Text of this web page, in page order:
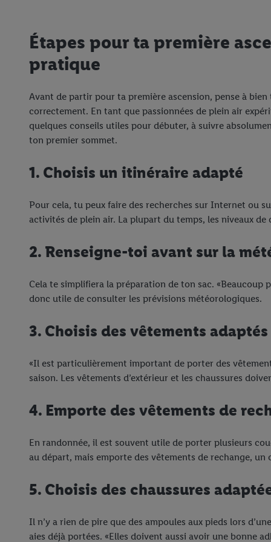
Étapes pour ta première
pratique
Avant de partir pour ta première ascension, pense à bien
correctement. En tant que passionnées de plein air
quelques conseils utiles pour débuter, à suivre
ton premier sommet.
1. Choisis un itinéraire adapté
Pour cela, tu peux faire des recherches sur Internet ou
activités de plein air. La plupart du temps, les niveaux
2. Renseigne-toi avant sur la
Cela te simplifiera la préparation de ton sac. «Beaucoup
donc utile de consulter les prévisions météorologiques.
3. Choisis des vêtements adaptés
«Il est particulièrement important de porter des
saison. Les vêtements d’extérieur et les chaussures
4. Emporte des vêtements de
En randonnée, il est souvent utile de porter plusieurs
au départ, mais emporte des vêtements de rechange,
5. Choisis des chaussures
Il n’y a rien de pire que des ampoules aux pieds lors
aies déjà portées. «Elles doivent aussi avoir une bonne